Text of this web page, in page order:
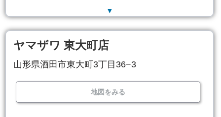
▼
ヤマザワ 東大町店
山形県酒田市東大町3丁目36−3
地図をみる